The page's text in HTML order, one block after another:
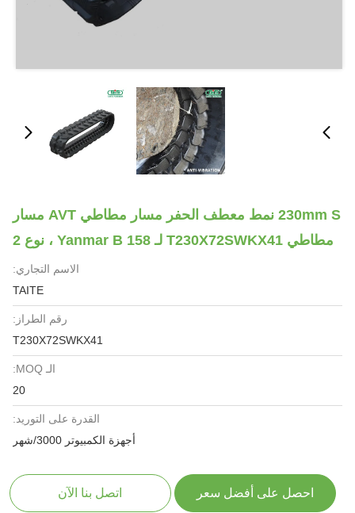
230mm S نمط معطف الحفر مسار مطاطي AVT مسار
مطاطي T230X72SWKX41 لـ Yanmar B 158 ، نوع 2
الاسم التجاري:
TAITE
رقم الطراز:
T230X72SWKX41
الـ MOQ:
20
القدرة على التوريد:
أجهزة الكمبيوتر 3000/شهر
احصل على أفضل سعر اتصل بنا الآن